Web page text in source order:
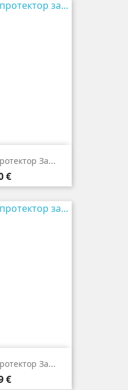
За...
€
За...
€